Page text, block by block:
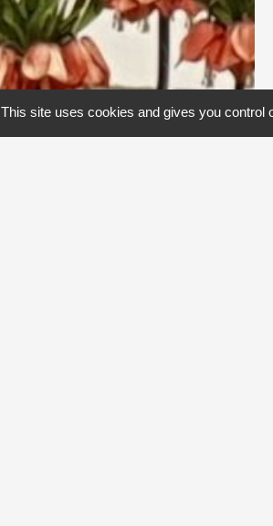
This site uses cookies and gives you control